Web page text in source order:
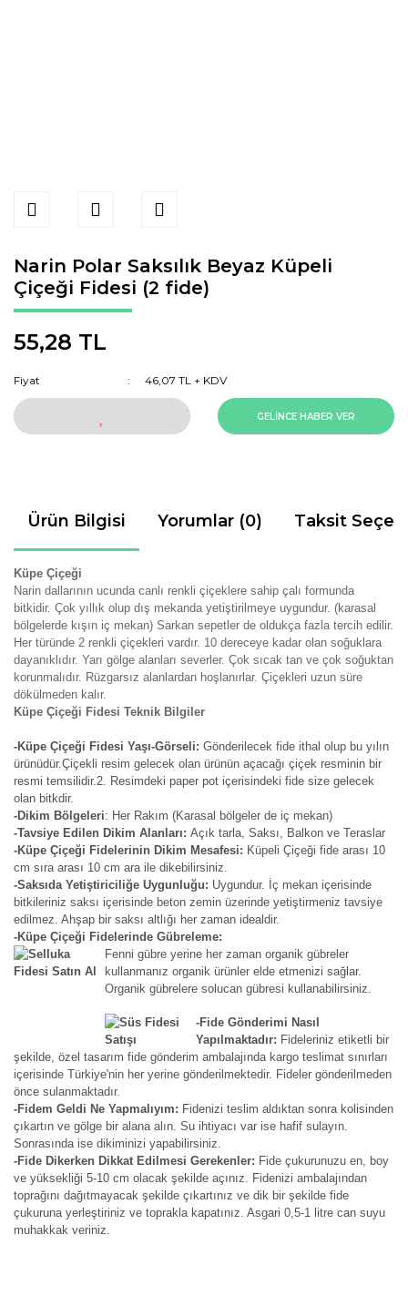
Narin Polar Saksılık Beyaz Küpeli
Çiçeği Fidesi (2 fide)
55,28 TL
Fiyat 46,07 TL + KDV
GELİNCE HABER VER
Ürün Bilgisi Yorumlar (0) Taksit
Küpe Çiçeği
Narin dallarının ucunda canlı renkli çiçeklere sahip çalı formunda
bitkidir. Çok yıllık olup dış mekanda yetiştirilmeye uygundur. (karasal
bölgelerde kışın iç mekan) Sarkan sepetler de oldukça fazla tercih edilir.
Her türünde 2 renkli çiçekleri vardır. 10 dereceye kadar olan soğuklara
dayanıklıdır. Yarı gölge alanları severler. Çok sıcak tan ve çok soğuktan
korunmalıdır. Rüzgarsız alanlardan hoşlanırlar. Çiçekleri uzun süre
dökülmeden kalır.
Küpe Çiçeği Fidesi Teknik Bilgiler
-Küpe Çiçeği Fidesi Yaşı-Görseli: Gönderilecek fide ithal olup bu yılın
ürünüdür.Çiçekli resim gelecek olan ürünün açacağı çiçek resminin bir
resmi temsilidir.2. Resimdeki paper pot içerisindeki fide size gelecek
olan bitkdir.
-Dikim Bölgeleri: Her Rakım (Karasal bölgeler de iç mekan)
-Tavsiye Edilen Dikim Alanları: Açık tarla, Saksı, Balkon ve Teraslar
-Küpe Çiçeği Fidelerinin Dikim Mesafesi: Küpeli Çiçeği fide arası 10
cm sıra arası 10 cm ara ile dikebilirsiniz.
-Saksıda Yetiştiriciliğe Uygunluğu: Uygundur. İç mekan içerisinde
bitkileriniz saksı içerisinde beton zemin üzerinde yetiştirmeniz tavsiye
edilmez. Ahşap bir saksı altlığı her zaman idealdir.
-Küpe Çiçeği Fidelerinde Gübreleme:
Fenni gübre yerine her zaman organik gübreler
kullanmanız organik ürünler elde etmenizi sağlar.
Organik gübrelere solucan gübresi kullanabilirsiniz.
-Fide Gönderimi Nasıl
Yapılmaktadır: Fideleriniz etiketli bir
şekilde, özel tasarım fide gönderim ambalajında kargo teslimat sınırları
içerisinde Türkiye'nin her yerine gönderilmektedir. Fideler gönderilmeden
önce sulanmaktadır.
-Fidem Geldi Ne Yapmalıyım: Fidenizi teslim aldıktan sonra kolisinden
çıkartın ve gölge bir alana alın. Su ihtiyacı var ise hafif sulayın.
Sonrasında ise dikiminizi yapabilirsiniz.
-Fide Dikerken Dikkat Edilmesi Gerekenler: Fide çukurunuzu en, boy
ve yüksekliği 5-10 cm olacak şekilde açınız. Fidenizi ambalajından
toprağını dağıtmayacak şekilde çıkartınız ve dik bir şekilde fide
çukuruna yerleştiriniz ve toprakla kapatınız. Asgari 0,5-1 litre can suyu
muhakkak veriniz.